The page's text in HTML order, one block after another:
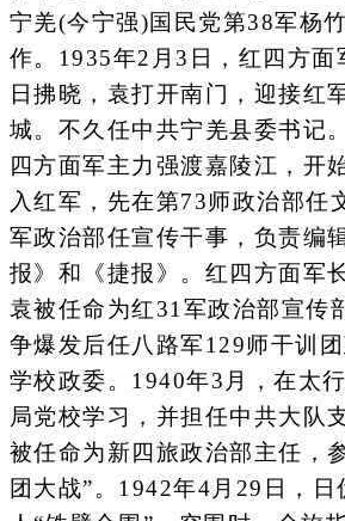
宁羌(今宁强)国民党第38军杨
作。1935年2月3日，红四方面
日拂晓，袁打开南门，迎接红
城。不久任中共宁羌县委书记
四方面军主力强渡嘉陵江，开
入红军，先在第73师政治部任
军政治部任宣传干事，负责编
报》和《捷报》。红四方面军
袁被任命为红31军政治部宣传
争爆发后任八路军129师干训
学校政委。1940年3月，在太
局党校学习，并担任中共大队
被任命为新四旅政治部主任，
团大战”。1942年4月29日，日